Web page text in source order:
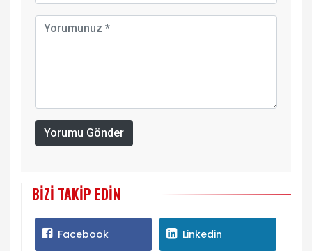
Yorumu Gönder
BIZI TAKIP EDIN
Facebook Linkedin